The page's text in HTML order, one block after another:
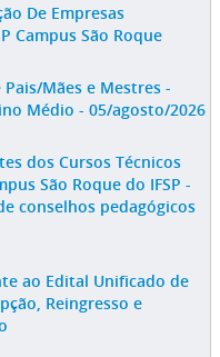
De Empresas
Campus São Roque
Pais/Mães e Mestres -
Médio - 05/agosto/2026
dos Cursos Técnicos
São Roque do IFSP -
conselhos pedagógicos
ao Edital Unificado de
Reingresso e